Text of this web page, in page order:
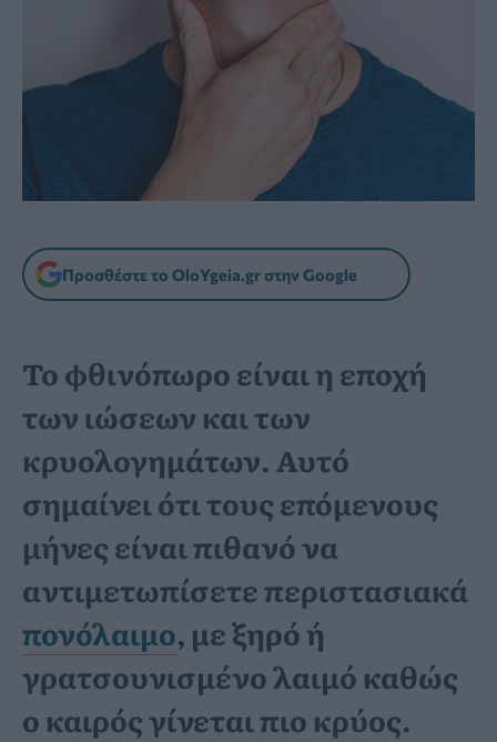
Προσθέστε το OloYgeia.gr στην Google
Το φθινόπωρο είναι η εποχή
των ιώσεων και των
κρυολογημάτων. Αυτό
σημαίνει ότι τους επόμενους
μήνες είναι πιθανό να
αντιμετωπίσετε περιστασιακά
πονόλαιμο, με ξηρό ή
γρατσουνισμένο λαιμό καθώς
ο καιρός γίνεται πιο κρύος.